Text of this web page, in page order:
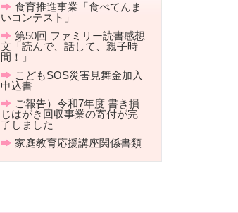
食育推進事業「食べてんま
いコンテスト」
第50回 ファミリー読書感想
文「読んで、話して、親子時
間！」
こどもSOS災害見舞金加入
申込書
ご報告）令和7年度 書き損
じはがき回収事業の寄付が完
了しました
家庭教育応援講座関係書類